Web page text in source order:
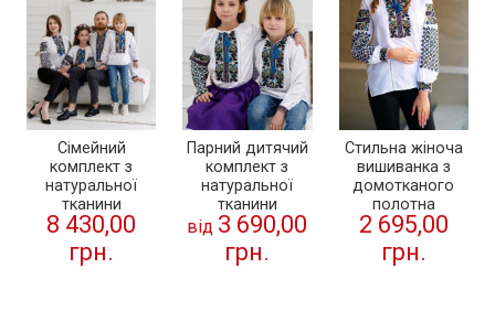
Сімейний
комплект з
натуральної
тканини
"Спадок"
8 430,00
грн.
Парний дитячий
комплект з
натуральної
тканини
"Спадок"
від 3 690,00
грн.
Стильна жіноча
вишиванка з
домотканого
полотна
"Спадок"
2 695,00
грн.